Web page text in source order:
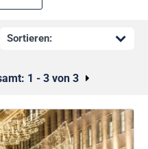
1 - 3 von 3